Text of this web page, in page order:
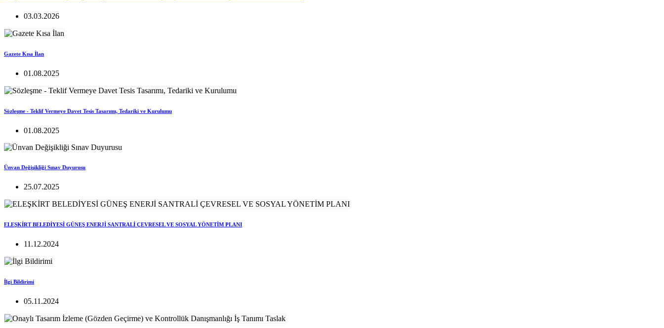
03.03.2026
Gazete Kısa İlan
01.08.2025
Sözleşme - Teklif Vermeye Davet Tesis Tasarımı, Tedariki ve Kurulumu
01.08.2025
Ünvan Değişikliği Sınav Duyurusu
25.07.2025
ELEŞKİRT BELEDİYESİ GÜNEŞ ENERJİ SANTRALİ ÇEVRESEL VE SOSYAL YÖNETİM PLANI
11.12.2024
İlgi Bildirimi
05.11.2024